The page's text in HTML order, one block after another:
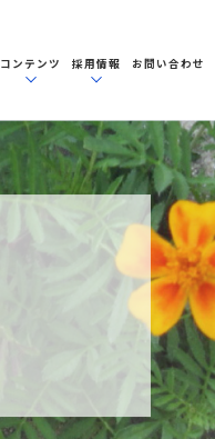
コンテンツ 採用情報 お問い合わせ